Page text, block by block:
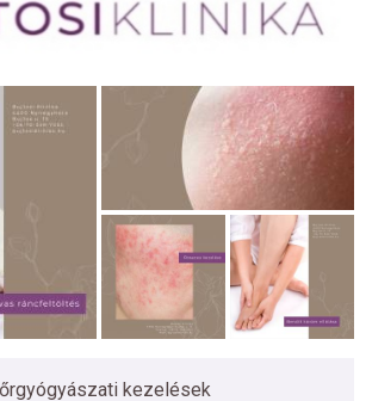
kezelések